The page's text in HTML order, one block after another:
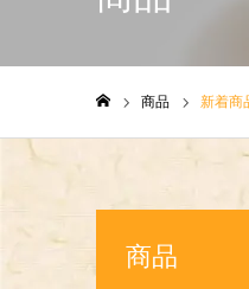
商品 新着商
商品